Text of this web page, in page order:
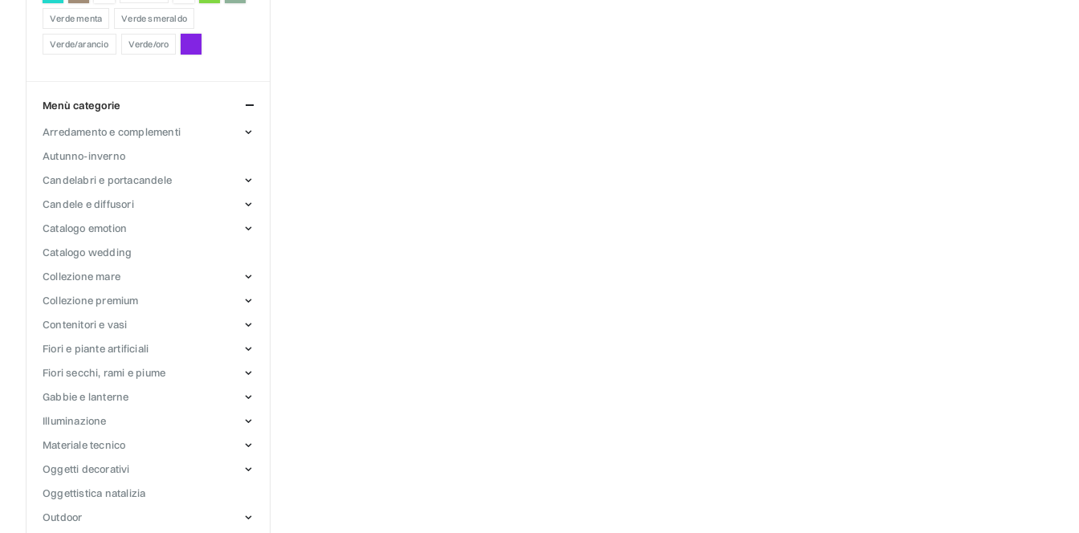
verde menta verde smeraldo
verde/arancio verde/oro
menù categorie
arredamento e complementi
autunno-inverno
candelabri e portacandele
candele e diffusori
catalogo emotion
catalogo wedding
collezione mare
collezione premium
contenitori e vasi
fiori e piante artificiali
fiori secchi, rami e piume
gabbie e lanterne
illuminazione
materiale tecnico
oggetti decorativi
oggettistica natalizia
outdoor